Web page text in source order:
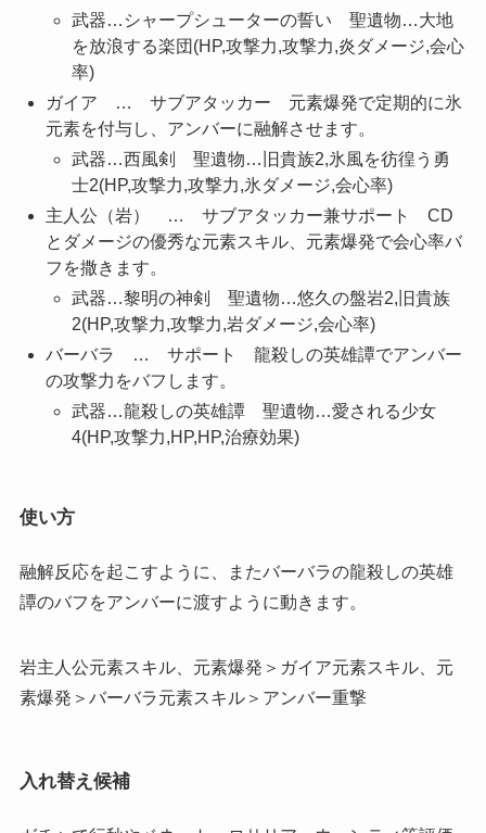
武器…シャープシューターの誓い 聖遺物…大地
を放浪する楽団(HP,攻撃力,攻撃力,炎ダメージ,会心
率)
ガイア … サブアタッカー 元素爆発で定期的に氷
元素を付与し、アンバーに融解させます。
武器…西風剣 聖遺物…旧貴族2,氷風を彷徨う勇
士2(HP,攻撃力,攻撃力,氷ダメージ,会心率)
主人公（岩） … サブアタッカー兼サポート CD
とダメージの優秀な元素スキル、元素爆発で会心率バ
フを撒きます。
武器…黎明の神剣 聖遺物…悠久の盤岩2,旧貴族
2(HP,攻撃力,攻撃力,岩ダメージ,会心率)
バーバラ … サポート 龍殺しの英雄譚でアンバー
の攻撃力をバフします。
武器…龍殺しの英雄譚 聖遺物…愛される少女
4(HP,攻撃力,HP,HP,治療効果)
使い方
融解反応を起こすように、またバーバラの龍殺しの英雄
譚のバフをアンバーに渡すように動きます。
岩主人公元素スキル、元素爆発＞ガイア元素スキル、元
素爆発＞バーバラ元素スキル＞アンバー重撃
入れ替え候補